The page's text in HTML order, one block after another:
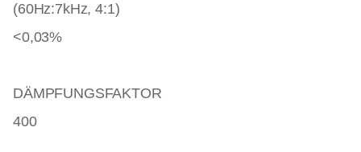
(60Hz:7kHz, 4:1)
<0,03%
DÄMPFUNGSFAKTOR
400